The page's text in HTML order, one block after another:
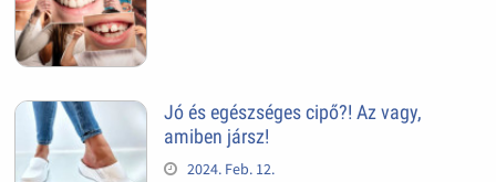
Jó és egészséges cipő?! Az vagy,
amiben jársz!
2024. Feb. 12.